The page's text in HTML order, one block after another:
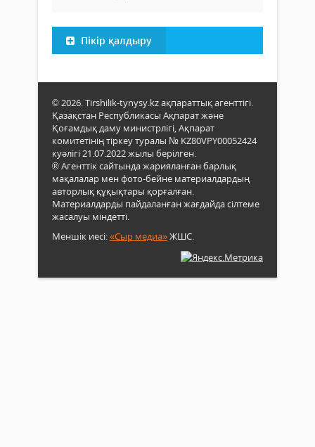
Пікір қалдыру
© 2026. Tirshilik-tynysy.kz ақпараттық агенттігі.
Қазақстан Республикасы Ақпарат және
Қоғамдық даму министрлігі, Ақпарат
комитетінің тіркеу туралы № KZ80VPY00052424
куәлігі 21.07.2022 жылы берілген.
® Агенттік сайтында жарияланған барлық
мақалалар мен фото-бейне материалдардың
авторлық құқықтары қорғалған.
Материалдарды пайдаланған жағдайда сілтеме
жасалуы міндетті.
Меншік иесі:«Сыр медиа»ЖШС.